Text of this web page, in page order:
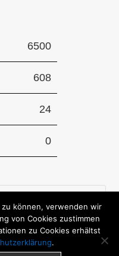
6500
608
24
0
können, verwenden wir
von Cookies zustimmen
zu Cookies erhältst
.